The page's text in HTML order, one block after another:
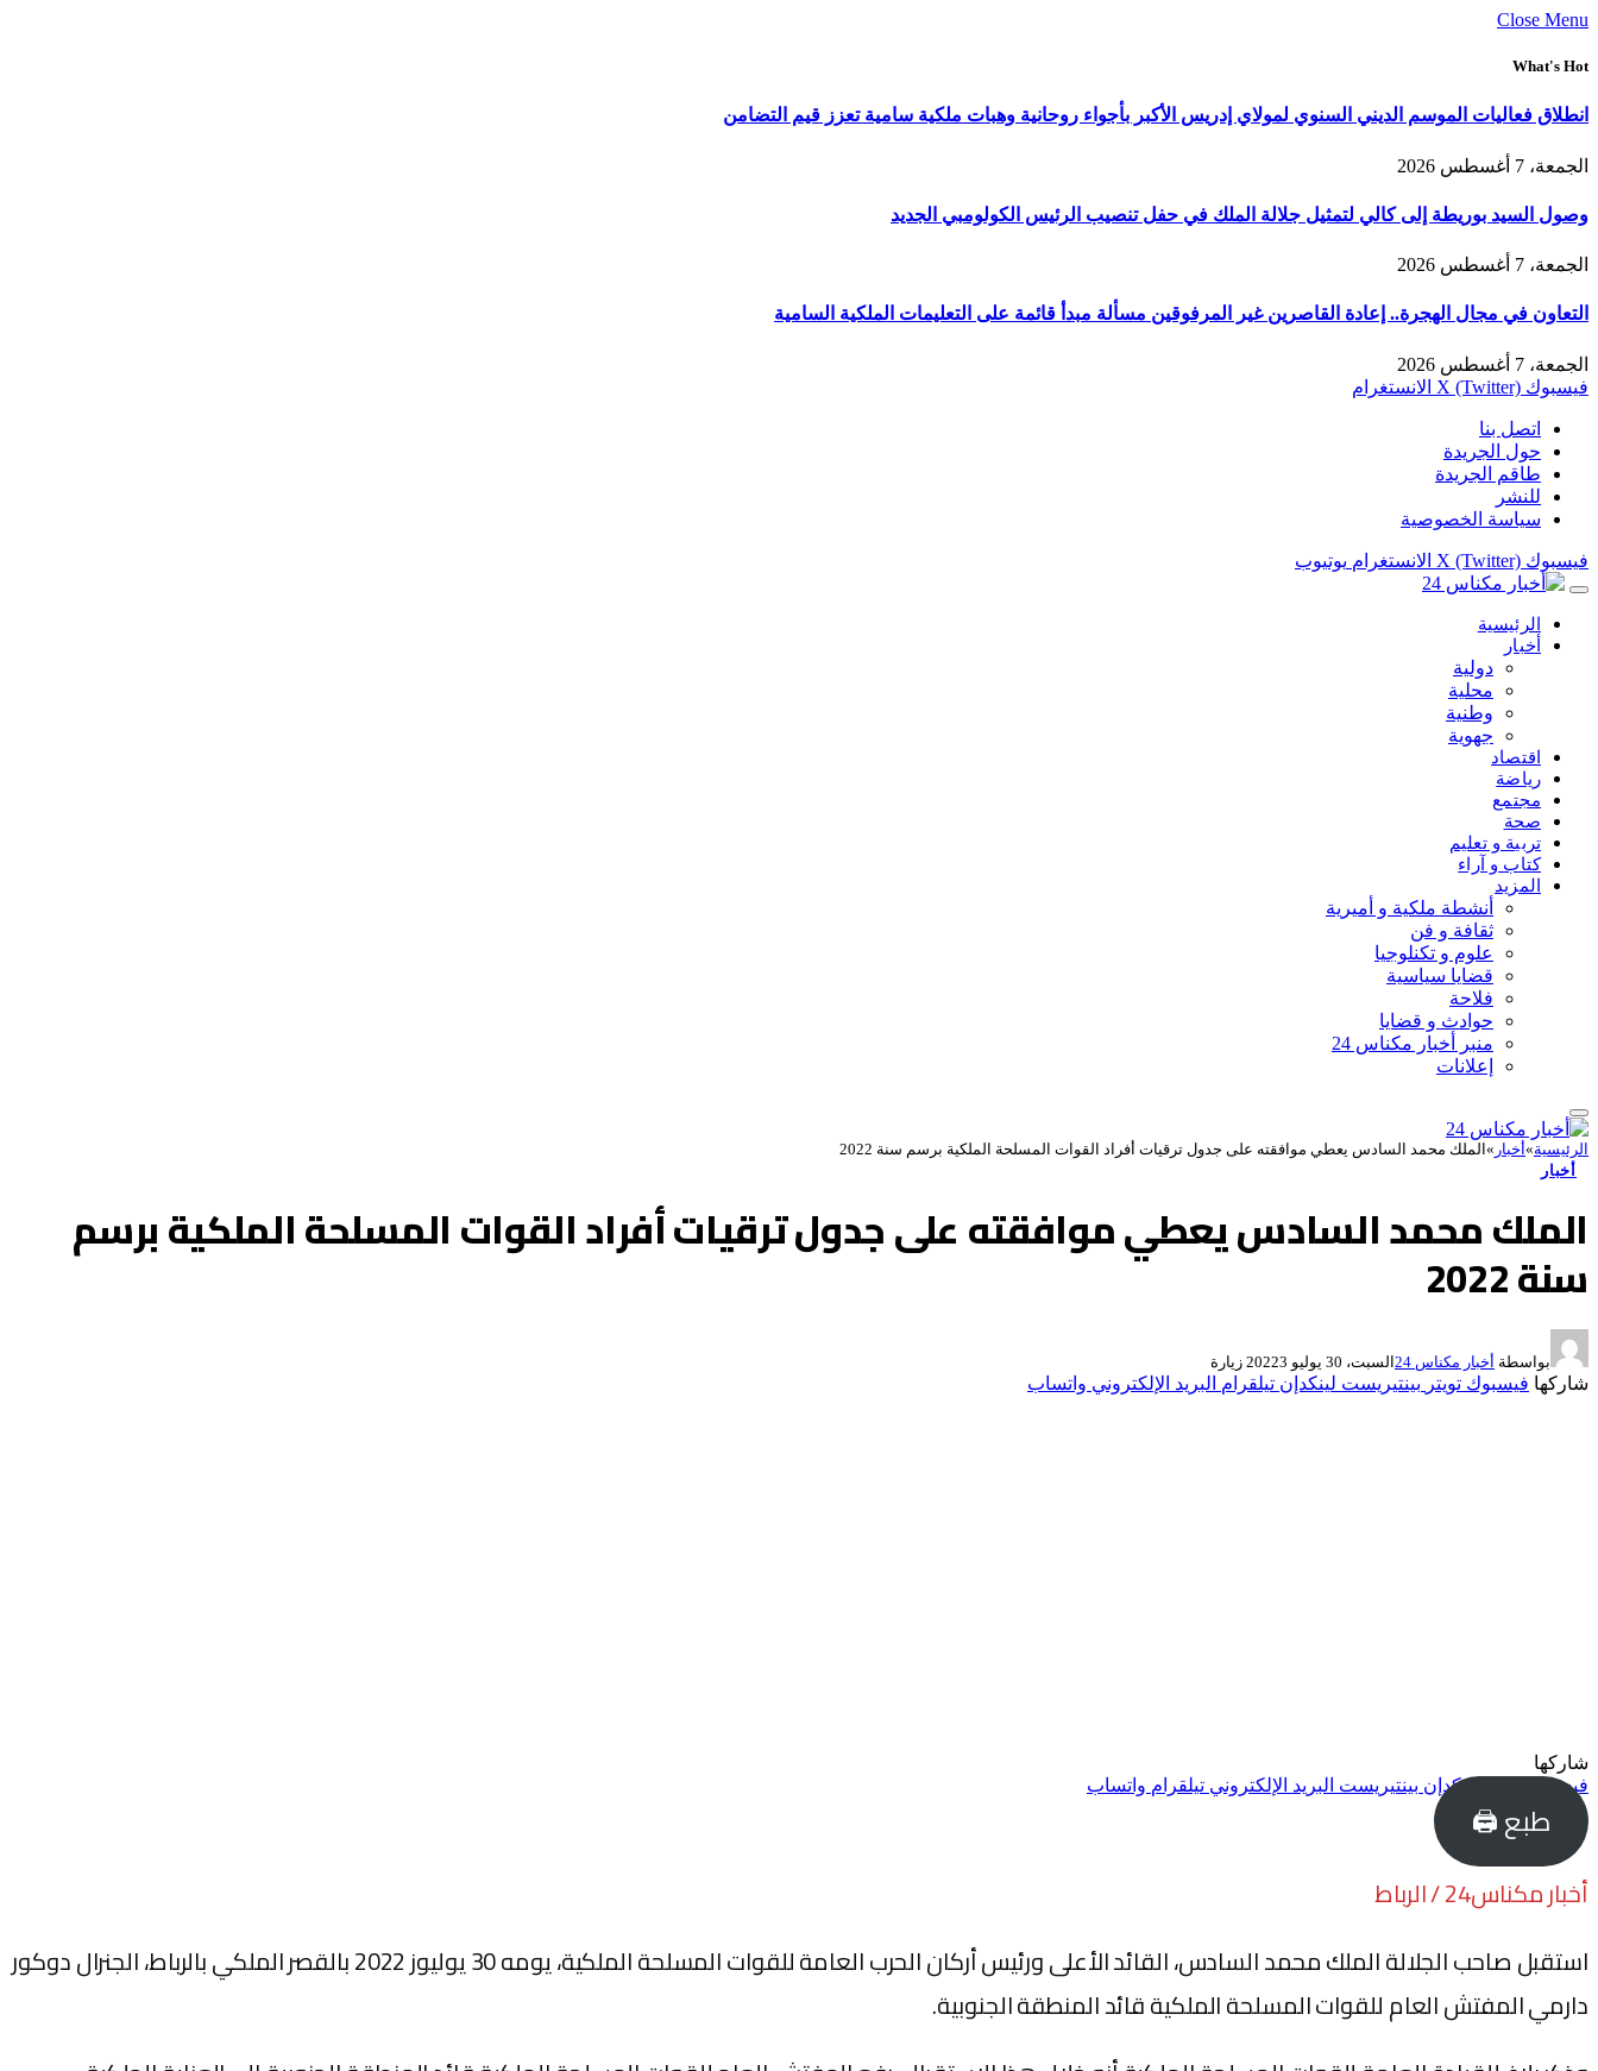
Close Menu
What's Hot
انطلاق فعاليات الموسم الديني السنوي لمولاي إدريس الأكبر بأجواء روحانية وهبات ملكية سامية تعزز قيم التضامن
الجمعة، 7 أغسطس 2026
وصول السيد بوريطة إلى كالي لتمثيل جلالة الملك في حفل تنصيب الرئيس الكولومبي الجديد
الجمعة، 7 أغسطس 2026
التعاون في مجال الهجرة.. إعادة القاصرين غير المرفوقين مسألة مبدأ قائمة على التعليمات الملكية السامية
الجمعة، 7 أغسطس 2026
فيسبوك X (Twitter) الانستغرام
اتصل بنا
حول الجريدة
طاقم الجريدة
للنشر
سياسة الخصوصية
فيسبوك X (Twitter) الانستغرام يوتيوب
الرئيسية
أخبار
دولية
محلية
وطنية
جهوية
اقتصاد
رياضة
مجتمع
صحة
تربية و تعليم
كتاب و آراء
المزيد
أنشطة ملكية و أميرية
ثقافة و فن
علوم و تكنلوجيا
قضايا سياسية
فلاحة
حوادث و قضايا
منبر أخبار مكناس 24
إعلانات
الرئيسية»أخبار »الملك محمد السادس يعطي موافقته على جدول ترقيات أفراد القوات المسلحة الملكية برسم سنة 2022
أخبار
الملك محمد السادس يعطي موافقته على جدول ترقيات أفراد القوات المسلحة الملكية برسم
سنة 2022
بواسطة أخبار مكناس 24 السبت، 30 يوليو 2022 3 زيارة
شاركها فيسبوك تويتر بينتيريست لينكدإن تيلقرام البريد الإلكتروني واتساب
شاركها
فيسبوك
لينكدإن بينتيريست البريد الإلكتروني تيلقرام واتساب
طبع 🖨
أخبار مكناس24 / الرباط
استقبل صاحب الجلالة الملك محمد السادس، القائد الأعلى ورئيس أركان الحرب العامة للقوات المسلحة الملكية، يومه 30 يوليوز 2022 بالقصر الملكي بالرباط، الجنرال دوكور
دارمي المفتش العام للقوات المسلحة الملكية قائد المنطقة الجنوبية.